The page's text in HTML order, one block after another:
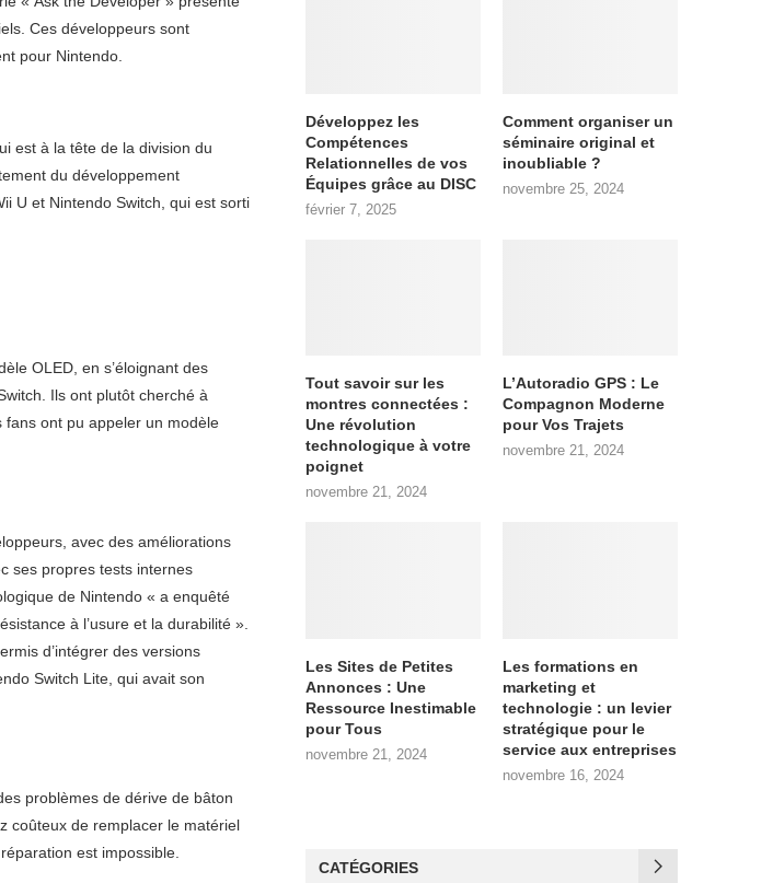
Ces développeurs sont
pour Nintendo.
est à la tête de la division du
du développement
U et Nintendo Switch, qui est sorti
OLED, en s’éloignant des
Ils ont plutôt cherché à
ont pu appeler un modèle
avec des améliorations
ses propres tests internes
de Nintendo « a enquêté
à l’usure et la durabilité ».
d’intégrer des versions
Switch Lite, qui avait son
problèmes de dérive de bâton
coûteux de remplacer le matériel
est impossible.
Développez les
Compétences
Relationnelles de vos
Équipes grâce au DISC
février 7, 2025
Comment organiser un
séminaire original et
inoubliable ?
novembre 25, 2024
Tout savoir sur les
montres connectées :
Une révolution
technologique à votre
poignet
novembre 21, 2024
L’Autoradio GPS : Le
Compagnon Moderne
pour Vos Trajets
novembre 21, 2024
Les Sites de Petites
Annonces : Une
Ressource Inestimable
pour Tous
novembre 21, 2024
Les formations en
marketing et
technologie : un levier
stratégique pour le
service aux entreprises
novembre 16, 2024
CATÉGORIES